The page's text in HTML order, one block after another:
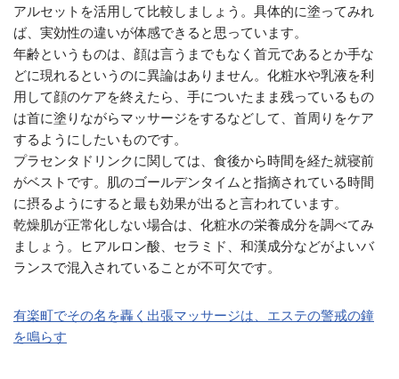
アルセットを活用して比較しましょう。具体的に塗ってみれ
ば、実効性の違いが体感できると思っています。
年齢というものは、顔は言うまでもなく首元であるとか手な
どに現れるというのに異論はありません。化粧水や乳液を利
用して顔のケアを終えたら、手についたまま残っているもの
は首に塗りながらマッサージをするなどして、首周りをケア
するようにしたいものです。
プラセンタドリンクに関しては、食後から時間を経た就寝前
がベストです。肌のゴールデンタイムと指摘されている時間
に摂るようにすると最も効果が出ると言われています。
乾燥肌が正常化しない場合は、化粧水の栄養成分を調べてみ
ましょう。ヒアルロン酸、セラミド、和漢成分などがよいバ
ランスで混入されていることが不可欠です。
有楽町でその名を轟く出張マッサージは、エステの警戒の鐘
を鳴らす